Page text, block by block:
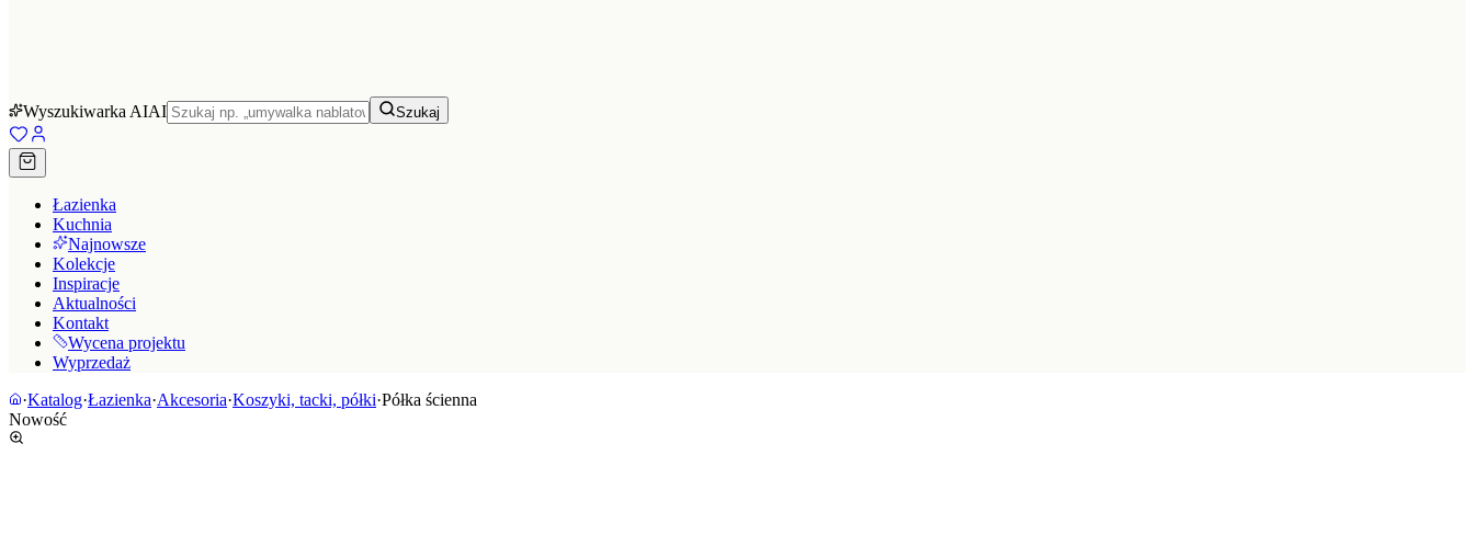
Wyszukiwarka AIAI Szukaj
Łazienka
Kuchnia
Najnowsze
Kolekcje
Inspiracje
Aktualności
Kontakt
Wycena projektu
Wyprzedaż
·Katalog·Łazienka·Akcesoria·Koszyki, tacki, półki·Półka ścienna
Nowość